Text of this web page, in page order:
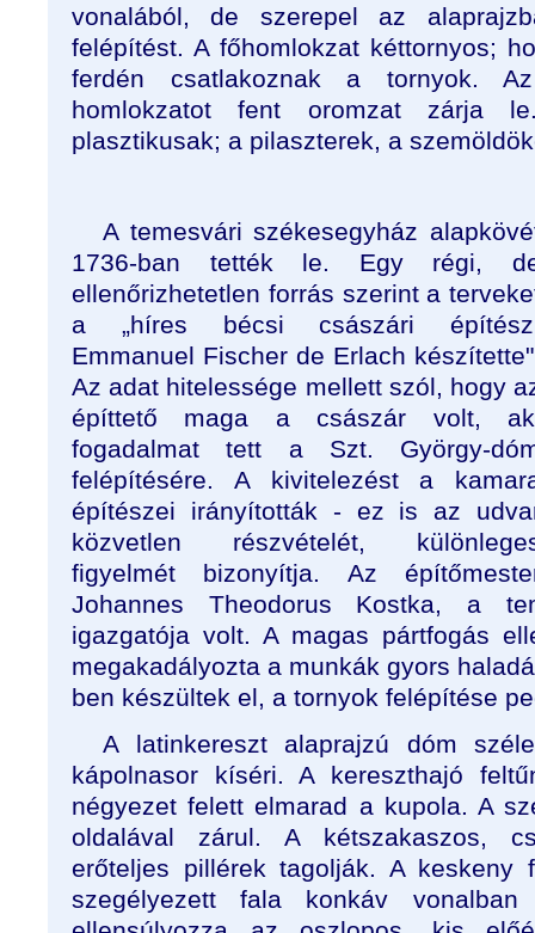
vonalából, de szerepel az
felépítést. A főhomlokzat kéttornyos;
ferdén csatlakoznak a tornyok.
homlokzatot fent oromzat zárja
plasztikusak; a pilaszterek, a
A temesvári székesegyház
1736-ban tették le. Egy régi,
ellenőrizhetetlen forrás szerint a
a „híres bécsi császári
Emmanuel Fischer de Erlach
Az adat hitelessége mellett szól, hogy
építtető maga a császár volt,
fogadalmat tett a Szt. György-
felépítésére. A kivitelezést a
építészei irányították - ez is az
közvetlen részvételét,
figyelmét bizonyítja. Az
Johannes Theodorus Kostka, a
igazgatója volt. A magas pártfogás
megakadályozta a munkák gyors
ben készültek el, a tornyok felépítése
A latinkereszt alaprajzú dóm
kápolnasor kíséri. A kereszthajó
négyezet felett elmarad a kupola. A
oldalával zárul. A kétszakaszos,
erőteljes pillérek tagolják. A keskeny
szegélyezett fala konkáv